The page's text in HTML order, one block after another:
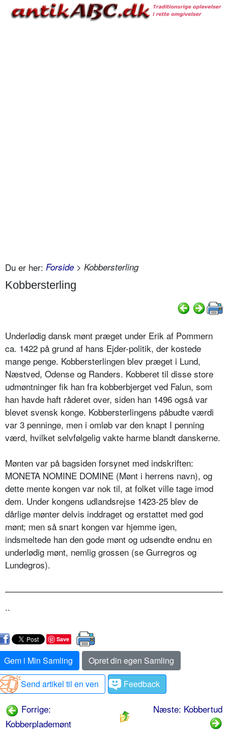
Du er her: Forside > Kobbersterling
Kobbersterling
Underlødig dansk mønt præget under Erik af Pommern
ca. 1422 på grund af hans Ejder-politik, der kostede
mange penge. Kobbersterlingen blev præget i Lund,
Næstved, Odense og Randers. Kobberet til disse store
udmøntninger fik han fra kobberbjerget ved Falun, som
han havde haft råderet over, siden han 1496 også var
blevet svensk konge. Kobbersterlingens påbudte værdi
var 3 penninge, men i omløb var den knapt I penning
værd, hvilket selvfølgelig vakte harme blandt danskerne.
Mønten var på bagsiden forsynet med indskriften:
MONETA NOMINE DOMINE (Mønt i herrens navn), og
dette mente kongen var nok til, at folket ville tage imod
dem. Under kongens udlandsrejse 1423-25 blev de
dårlige mønter delvis inddraget og erstattet med god
mønt; men så snart kongen var hjemme igen,
indsmeltede han den gode mønt og udsendte endnu en
underlødig mønt, nemlig grossen (se Gurregros og
Lundegros).
..
Save
Gem i Min Samling
Opret din egen Samling
Send artikel til en ven
Feedback
Forrige:
Kobberplademønt
Næste: Kobbertud